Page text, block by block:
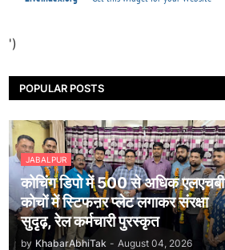
')
POPULAR POSTS
JABALPUR
कोचिंग डिपो में 500 से अधिक एलएचबी
कोचों में स्टिफऩर प्लेट लगाकर संरक्षा
सुदृढ़, रेल कर्मचारी पुरस्कृत
by KhabarAbhiTak - August 04, 2026